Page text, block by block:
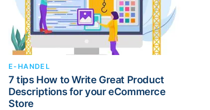
E-HANDEL
7 tips How to Write Great Product
Descriptions for your eCommerce
Store